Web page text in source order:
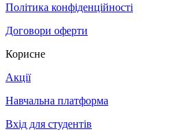
Політика конфіденційності
Договори оферти
Корисне
Акції
Навчальна платформа
Вхід для студентів